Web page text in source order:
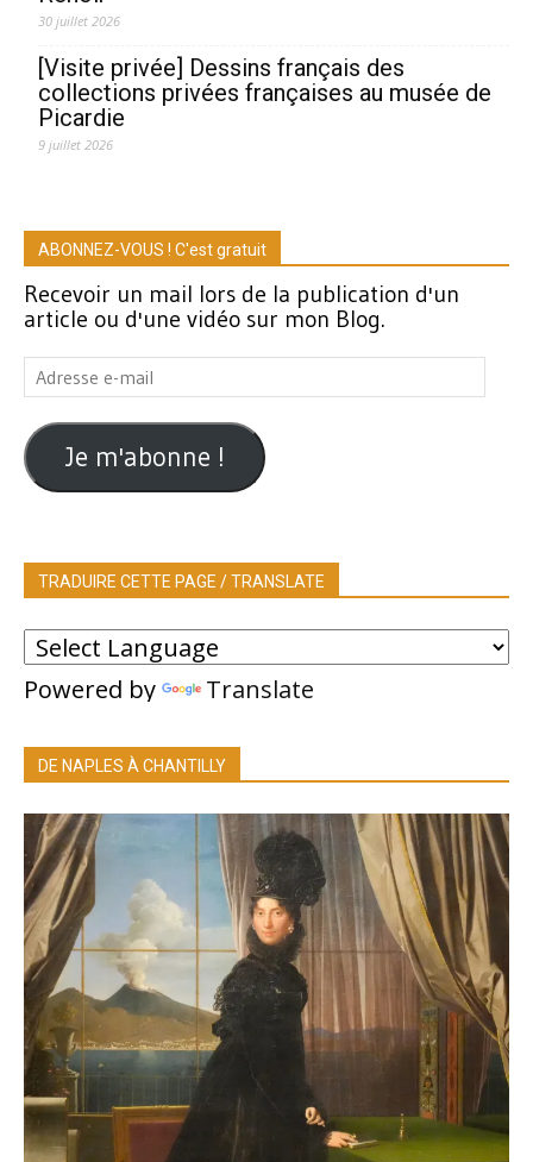
30 juillet 2026
[Visite privée] Dessins français des
collections privées françaises au musée de
Picardie
9 juillet 2026
ABONNEZ-VOUS ! C'est gratuit
Recevoir un mail lors de la publication d'un
article ou d'une vidéo sur mon Blog.
Adresse
e-
mail
Je m'abonne !
TRADUIRE CETTE PAGE / TRANSLATE
Powered by Translate
DE NAPLES À CHANTILLY